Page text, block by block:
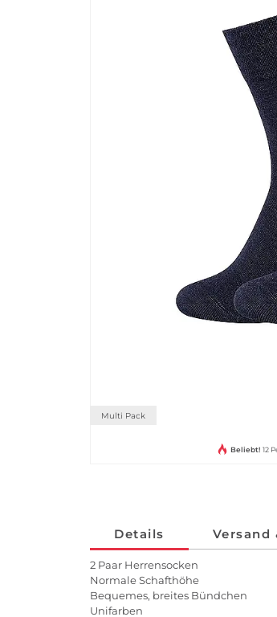
Multi Pack
Beliebt! 12
Details Versand
2 Paar Herrensocken
Normale Schafthöhe
Bequemes, breites Bündchen
Unifarben